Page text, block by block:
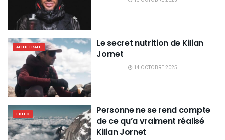
ACTU TRAIL
Le secret nutrition de Kilian
Jornet
14 OCTOBRE 2025
EDITO
Personne ne se rend compte
de ce qu’a vraiment réalisé
Kilian Jornet